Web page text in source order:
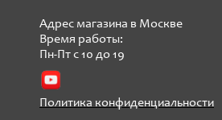
Адрес магазина в Москве
Время работы:
Пн-Пт с 10 до 19
Политика конфиденциальности